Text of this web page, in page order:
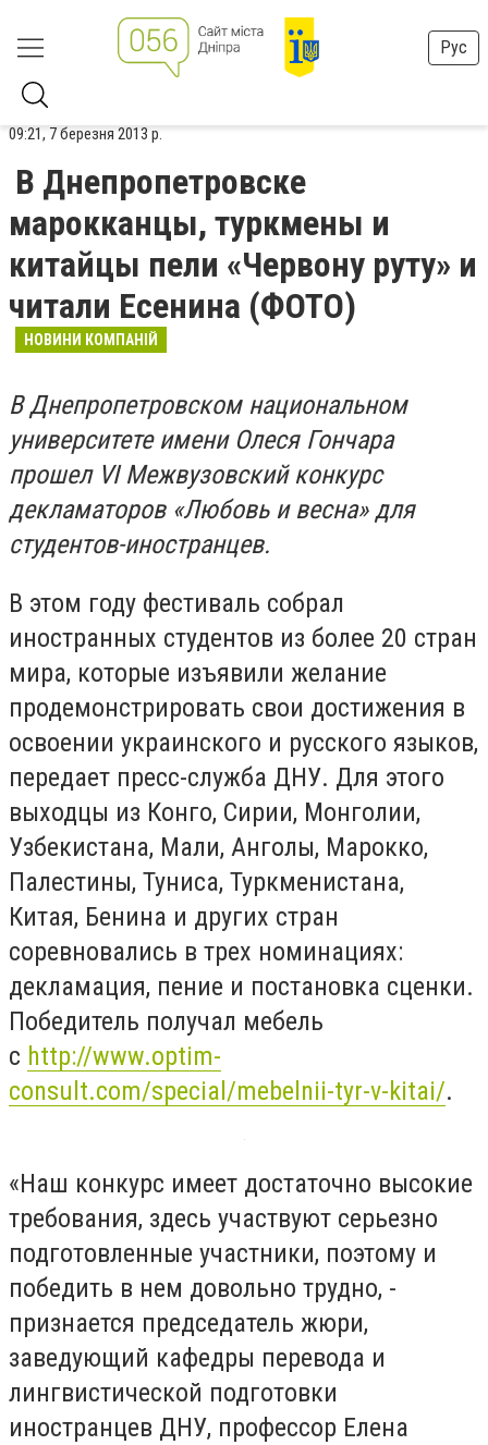
Рус
09:21, 7 березня 2013 р.
В Днепропетровске
марокканцы, туркмены и
китайцы пели «Червону руту» и
читали Есенина (ФОТО)
НОВИНИ КОМПАНІЙ
В Днепропетровском национальном
университете имени Олеся Гончара
прошел VI Межвузовский конкурс
декламаторов «Любовь и весна» для
студентов-иностранцев.
В этом году фестиваль собрал
иностранных студентов из более 20 стран
мира, которые изъявили желание
продемонстрировать свои достижения в
освоении украинского и русского языков,
передает пресс-служба ДНУ. Для этого
выходцы из Конго, Сирии, Монголии,
Узбекистана, Мали, Анголы, Марокко,
Палестины, Туниса, Туркменистана,
Китая, Бенина и других стран
соревновались в трех номинациях:
декламация, пение и постановка сценки.
Победитель получал мебель
с http://www.optim-
consult.com/special/mebelnii-tyr-v-kitai/.
«Наш конкурс имеет достаточно высокие
требования, здесь участвуют серьезно
подготовленные участники, поэтому и
победить в нем довольно трудно, -
признается председатель жюри,
заведующий кафедры перевода и
лингвистической подготовки
иностранцев ДНУ, профессор Елена